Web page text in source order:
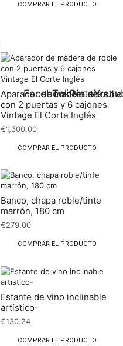
COMPRAR EL PRODUCTO
FacebookTwitterPinterest
Aparador de madera de roble
con 2 puertas y 6 cajones
Vintage El Corte Inglés
€1,300.00
COMPRAR EL PRODUCTO
Banco, chapa roble/tinte
marrón, 180 cm
€279.00
COMPRAR EL PRODUCTO
Estante de vino inclinable
artístico-
€130.24
COMPRAR EL PRODUCTO